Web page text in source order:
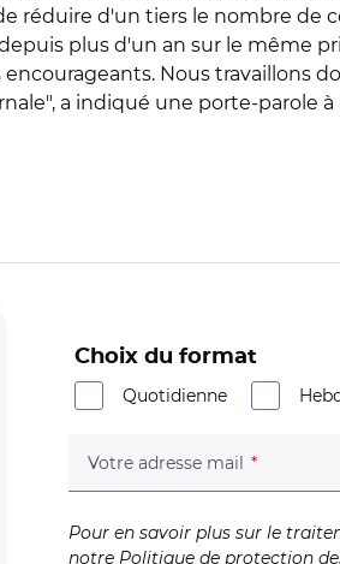
réduire d'un tiers le nombre de
plus d'un an sur le même
encourageants. Nous
a indiqué une porte-parole à
Choix du format
Quotidienne
Votre adresse mail (champ
Pour en savoir plus sur le
notre Politique de protection